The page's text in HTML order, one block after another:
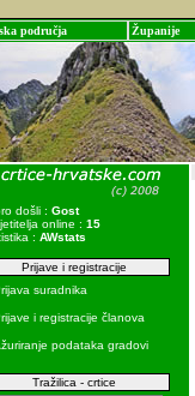
područja Županije
došli : Gost
online : 15
: AWstats
Prijave i registracije
suradnika
i registracije članova
podataka gradovi
Tražilica - crtice